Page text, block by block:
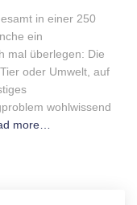
in einer 250
ein
mal überlegen: Die
oder Umwelt, auf
wohlwissend
more…